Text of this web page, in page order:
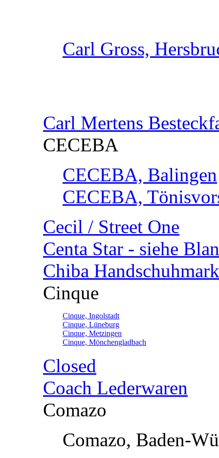
Carl Gross,
Carl Mertens
CECEBA
CECEBA, Balingen
CECEBA,
Cecil / Street One
Centa Star - siehe
Chiba
Cinque
Cinque, Ingolstadt
Cinque, Lüneburg
Cinque, Metzingen
Cinque, Mönchengladbach
Closed
Coach Lederwaren
Comazo
Comazo, Baden-